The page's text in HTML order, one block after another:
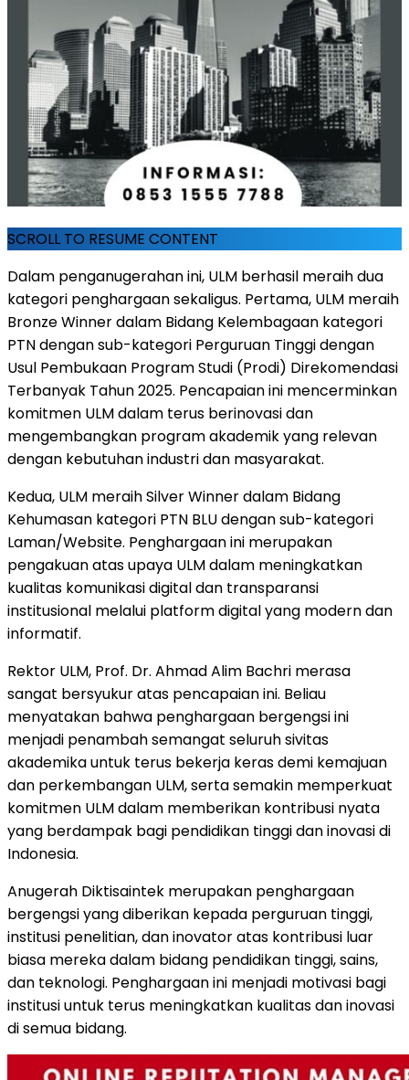
SCROLL TO RESUME CONTENT
Dalam penganugerahan ini, ULM berhasil meraih dua
kategori penghargaan sekaligus. Pertama, ULM meraih
Bronze Winner dalam Bidang Kelembagaan kategori
PTN dengan sub-kategori Perguruan Tinggi dengan
Usul Pembukaan Program Studi (Prodi) Direkomendasi
Terbanyak Tahun 2025. Pencapaian ini mencerminkan
komitmen ULM dalam terus berinovasi dan
mengembangkan program akademik yang relevan
dengan kebutuhan industri dan masyarakat.
Kedua, ULM meraih Silver Winner dalam Bidang
Kehumasan kategori PTN BLU dengan sub-kategori
Laman/Website. Penghargaan ini merupakan
pengakuan atas upaya ULM dalam meningkatkan
kualitas komunikasi digital dan transparansi
institusional melalui platform digital yang modern dan
informatif.
Rektor ULM, Prof. Dr. Ahmad Alim Bachri merasa
sangat bersyukur atas pencapaian ini. Beliau
menyatakan bahwa penghargaan bergengsi ini
menjadi penambah semangat seluruh sivitas
akademika untuk terus bekerja keras demi kemajuan
dan perkembangan ULM, serta semakin memperkuat
komitmen ULM dalam memberikan kontribusi nyata
yang berdampak bagi pendidikan tinggi dan inovasi di
Indonesia.
Anugerah Diktisaintek merupakan penghargaan
bergengsi yang diberikan kepada perguruan tinggi,
institusi penelitian, dan inovator atas kontribusi luar
biasa mereka dalam bidang pendidikan tinggi, sains,
dan teknologi. Penghargaan ini menjadi motivasi bagi
institusi untuk terus meningkatkan kualitas dan inovasi
di semua bidang.